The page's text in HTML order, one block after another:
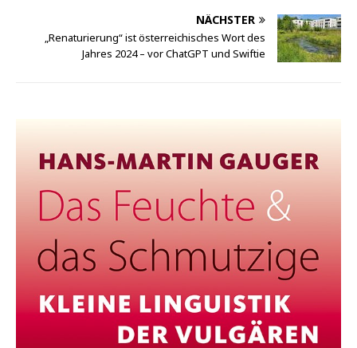
NÄCHSTER
„Renaturierung“ ist österreichisches Wort des
Jahres 2024 – vor ChatGPT und Swiftie